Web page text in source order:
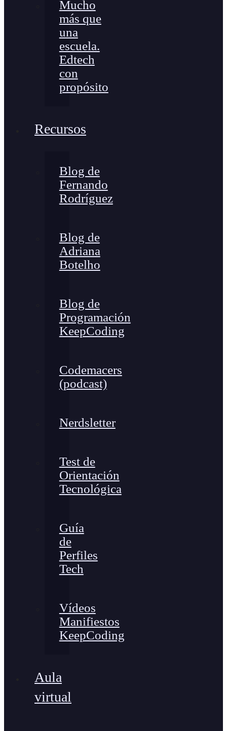
Mucho
más que
una
escuela.
Edtech
con
propósito
Recursos
Blog de
Fernando
Rodríguez
Blog de
Adriana
Botelho
Blog de
Programación
KeepCoding
Codemacers
(podcast)
Nerdsletter
Test de
Orientación
Tecnológica
Guía
de
Perfiles
Tech
Vídeos
Manifiestos
KeepCoding
Aula
virtual